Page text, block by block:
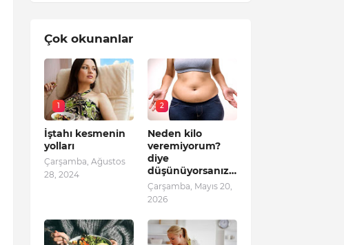
Çok okunanlar
1
İştahı kesmenin
yolları
Çarşamba, Ağustos
28, 2024
2
Neden kilo
veremiyorum?
diye
düşünüyorsanız…
Çarşamba, Mayıs 20,
2026